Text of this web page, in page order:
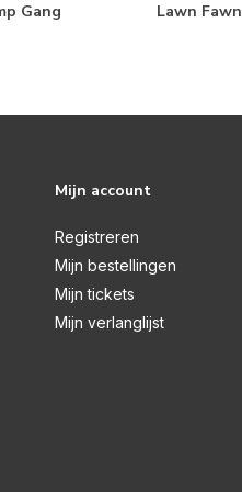
Gang Lawn Fawn
Mijn account
Registreren
Mijn bestellingen
Mijn tickets
Mijn verlanglijst